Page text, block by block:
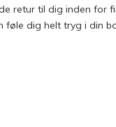
retur til dig inden for
føle dig helt tryg i din